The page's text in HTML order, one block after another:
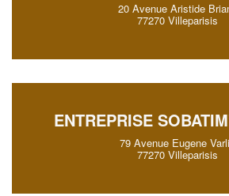
20 Avenue Aristide
77270 Villeparisis
ENTREPRISE
79 Avenue Eugene
77270 Villeparisis